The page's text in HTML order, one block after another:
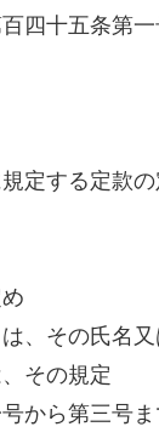
四十五条第
定する定款の
、その氏名
その規定
から第三号